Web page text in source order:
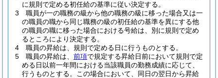
に規則で定める初任給の基準に従い決定する。
3
職員が一の職務の級から他の職務の級に移った場合又は一
の職員の職から同じ職務の級の初任給の基準を異にする他
の職員の職に移った場合における号給は、別に規則で定め
るところにより決定する。
4
職員の昇給は、規則で定める日に行うものとする。
5
職員の昇給は、 前項で規定する昇給日前において規則で定
める日以前一年間における当該職員の勤務成績に応じて、
行うものとする。
この場合において、同日の翌日から昇給